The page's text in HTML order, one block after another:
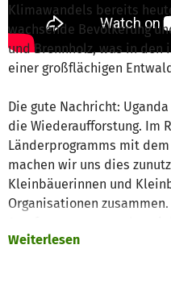
Klimawandels bereits
wachsende Bevölkerung
und Brennholz, was in den
einer großflächigen
Die gute Nachricht:
die Wiederaufforstung. Im
Länderprogramms mit
machen wir uns dies
Kleinbäuerinnen und
Organisationen
gleichen Fläche wie
durch das Holz können die
Weiterlesen